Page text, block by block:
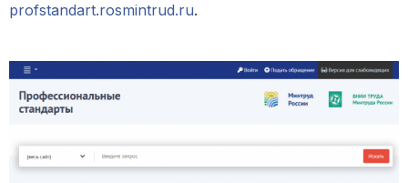
profstandart.rosmintrud.ru.